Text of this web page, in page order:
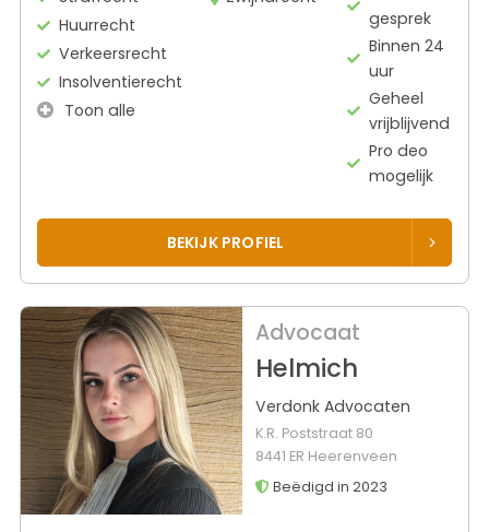
Huurrecht
Verkeersrecht
Insolventierecht
Toon alle
gesprek
Binnen 24
uur
Geheel
vrijblijvend
Pro deo
mogelijk
BEKIJK PROFIEL
Advocaat
Helmich
Verdonk Advocaten
K.R. Poststraat 80
8441 ER Heerenveen
Beëdigd in 2023